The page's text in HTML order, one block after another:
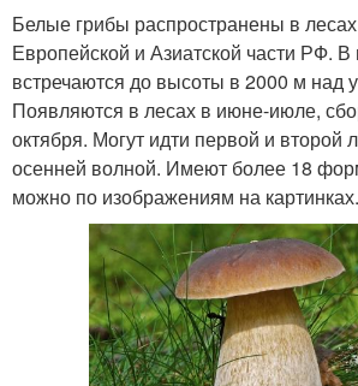
Белые грибы распространены в
Европейской и Азиатской части РФ. В
встречаются до высоты в 2000 м над
Появляются в лесах в июне-июле,
октября. Могут идти первой и второй
осенней волной. Имеют более 18
можно по изображениям на картинках.